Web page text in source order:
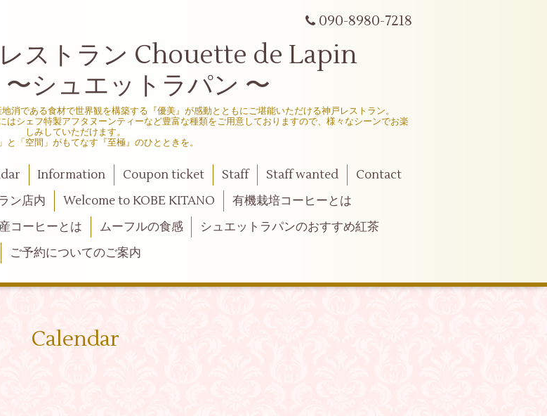
090-8980-7218
ストラン Chouette de Lapin
ットラパン 〜
消である食材で世界観を構築する『優美』が感動とともにご堪能いただける神戸レストラン。
シェフ特製アフタヌーンティーなど豊富な種類をご用意しておりますので、様々なシーンでお楽
しみしていただけます。
と「空間」がもてなす『至極』のひとときを。
Information Coupon ticket Staff Staff wanted
Contact
ン店内 Welcome to KOBE KITANO
有機栽培コーヒーとは
コーヒーとは
ムーフルの食感
シュエットラパンのおすすめ紅茶
ご予約についてのご案内
Calendar